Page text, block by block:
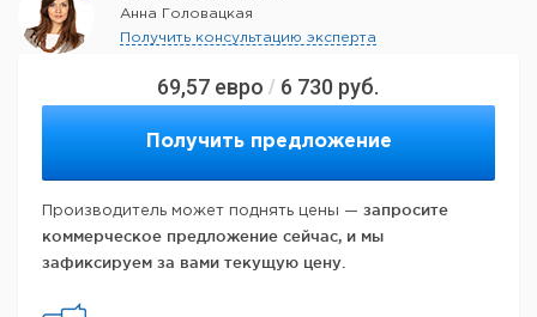
69,57 евро / 6 730 руб.
Получить предложение
Производитель может поднять цены — запросите
коммерческое предложение сейчас, и мы
зафиксируем за вами текущую цену.
Анна Головацкая
Получить консультацию эксперта